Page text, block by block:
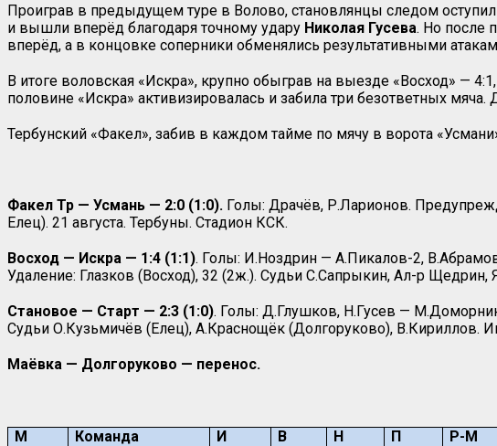
Проиграв в предыдущем туре в Волово, становлянцы следом
и вышли вперёд благодаря точному удару Николая Гусева. Но после
вперёд, а в концовке соперники обменялись результативными
В итоге воловская «Искра», крупно обыграв на выезде «Восход» —
половине «Искра» активизировалась и забила три безответных
Тербунский «Факел», забив в каждом тайме по мячу в ворота
Факел Тр — Усмань — 2:0 (1:0). Голы: Драчёв, Р.Ларионов.
Елец). 21 августа. Тербуны. Стадион КСК.
Восход — Искра — 1:4 (1:1). Голы: И.Ноздрин — А.Пикалов-2,
Удаление: Глазков (Восход), 32 (2ж.). Судьи С.Сапрыкин, Ал-р
Становое — Старт — 2:3 (1:0). Голы: Д.Глушков, Н.Гусев —
Судьи О.Кузьмичёв (Елец), А.Краснощёк (Долгоруково), В.Кириллов.
Маёвка — Долгоруково — перенос.
М Команда И В Н П Р-М